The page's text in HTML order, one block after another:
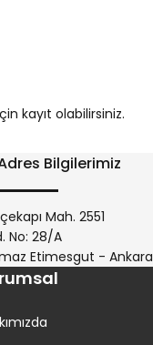
kayıt olabilirsiniz.
Bilgilerimiz
Mah. 2551
No: 28/A
Etimesgut - Ankara